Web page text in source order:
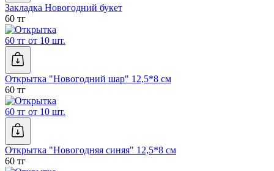
Закладка Новогодний букет
60 тг
60 тг от 10 шт.
Открытка "Новогодний шар" 12,5*8 см
60 тг
60 тг от 10 шт.
Открытка "Новогодняя синяя" 12,5*8 см
60 тг